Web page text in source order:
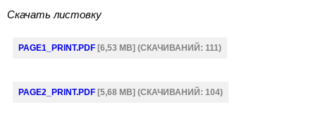
Скачать листовку
PAGE1_PRINT.PDF [6,53 MB] (CКАЧИВАНИЙ: 111)
PAGE2_PRINT.PDF [5,68 MB] (CКАЧИВАНИЙ: 104)